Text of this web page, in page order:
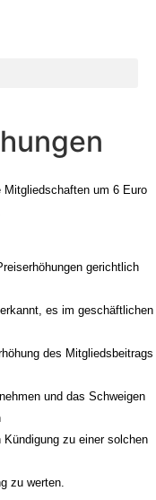
um 6 Euro
gerichtlich
es im geschäftlichen
des Mitgliedsbeitrags
und das Schweigen
zu einer solchen
zu werten.